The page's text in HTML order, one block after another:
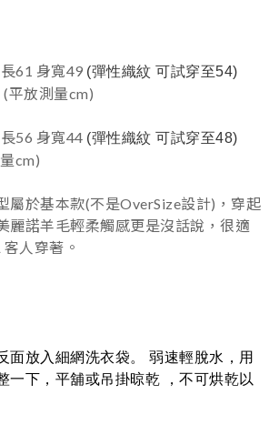
61 身寬49 (彈性織紋 可試穿至54)
平放測量cm)
56 身寬44 (彈性織紋 可試穿至48)
cm)
屬於基本款(不是OverSize設計)，穿起
麗諾羊毛輕柔觸感更是沒話說，很適
客人穿著。
面放入細網洗衣袋。 弱速輕脫水，用
一下，平舖或吊掛晾乾 ，不可烘乾以